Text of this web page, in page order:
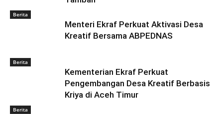
Berita
Menteri Ekraf Perkuat Aktivasi Desa
Kreatif Bersama ABPEDNAS
Berita
Kementerian Ekraf Perkuat
Pengembangan Desa Kreatif Berbasis
Kriya di Aceh Timur
Berita